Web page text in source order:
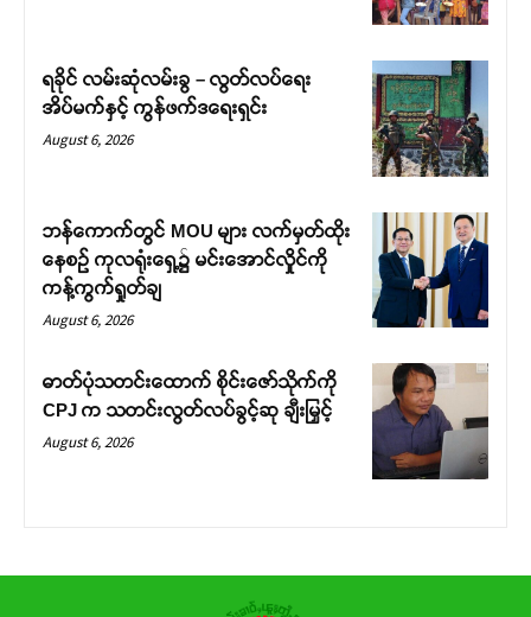
ရခိုင် လမ်းဆုံလမ်းခွ – လွတ်လပ်ရေး
အိပ်မက်နှင့် ကွန်ဖက်ဒရေးရှင်း
August 6, 2026
ဘန်ကောက်တွင် MOU များ လက်မှတ်ထိုး
နေစဉ် ကုလရုံးရှေ့၌ မင်းအောင်လှိုင်ကို
ကန့်ကွက်ရှုတ်ချ
August 6, 2026
ဓာတ်ပုံသတင်းထောက် စိုင်းဇော်သိုက်ကို
CPJ က သတင်းလွတ်လပ်ခွင့်ဆု ချီးမြှင့်
August 6, 2026